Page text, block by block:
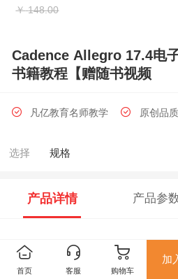
￥ 148.00
Cadence Allegro 17.4电
书籍教程【赠随书视频
凡亿教育名师教学 原创品
选择 规格
产品详情 产品参
发货时
首页 客服 购物车
加